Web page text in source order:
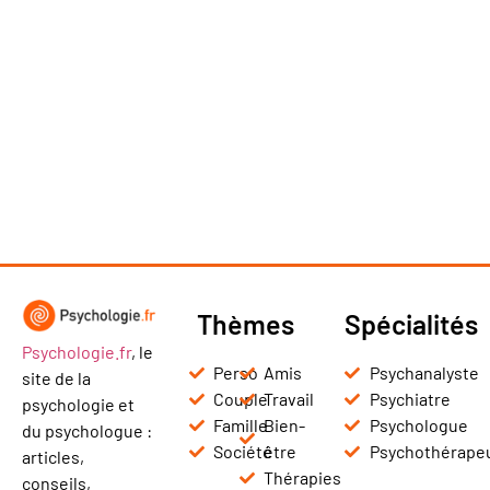
Psychologie.fr, le
site de la
psychologie et
du psychologue :
articles,
conseils,
Thèmes
Perso
Couple
Famille
Société
Amis
Travail
Bien-
être
Thérapies
Spécialités
Psychanalyste
Psychiatre
Psychologue